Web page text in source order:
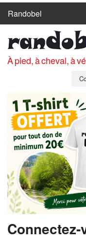
Randobel
CIRCUITS
CLUBS
MEMBRES
SE CONNECTER
INSCRIPTION GRATUITE
MOT DE PASSE OUBLIÉ
À pied, à cheval, à
Connectez-